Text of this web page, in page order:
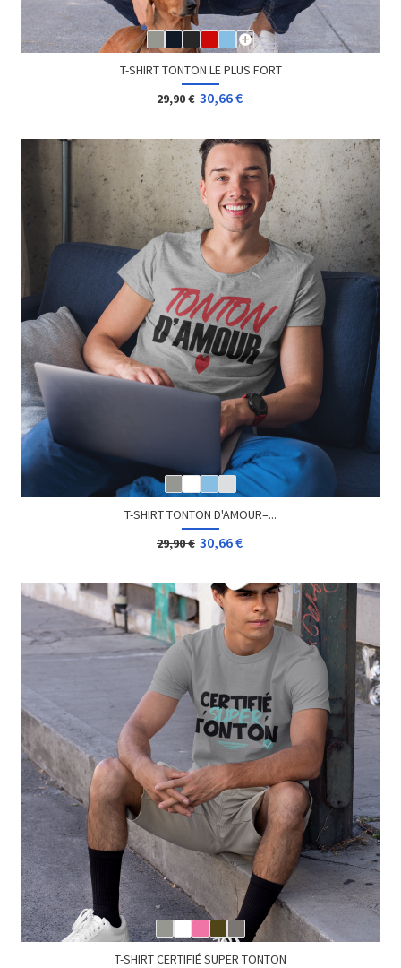
T-SHIRT TONTON LE PLUS FORT
29,90 € 30,66 €
T-SHIRT TONTON D'AMOUR–...
29,90 € 30,66 €
T-SHIRT CERTIFIÉ SUPER TONTON